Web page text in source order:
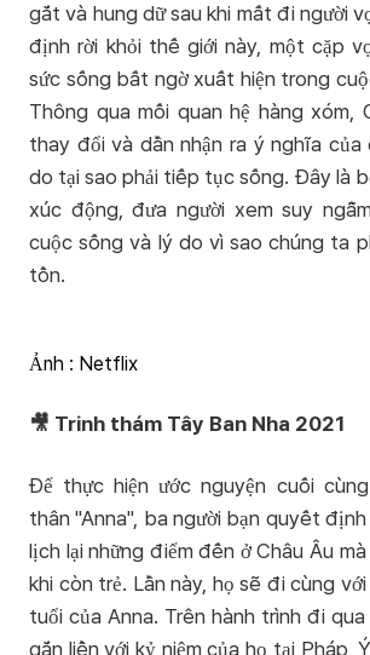
gắt và hung dữ sau khi mất đi người
định rời khỏi thế giới này, một cặp
sức sống bất ngờ xuất hiện trong
Thông qua mối quan hệ hàng xóm,
thay đổi và dần nhận ra ý nghĩa của
do tại sao phải tiếp tục sống. Đây là
xúc động, đưa người xem suy
cuộc sống và lý do vì sao chúng ta
tồn.
Ảnh : Netflix
🎥 Trinh thám Tây Ban Nha 2021
Để thực hiện ước nguyện cuối
thân "Anna", ba người bạn quyết
lịch lại những điểm đến ở Châu Âu
khi còn trẻ. Lần này, họ sẽ đi cùng
tuổi của Anna. Trên hành trình đi
gắn liền với kỷ niệm của họ tại Pháp,